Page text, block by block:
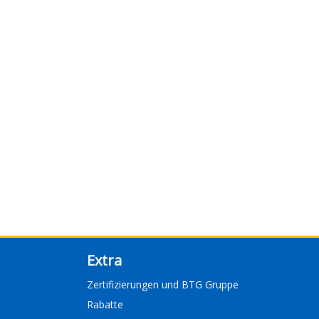
Extra
Zertifizierungen und BTG Gruppe
Rabatte